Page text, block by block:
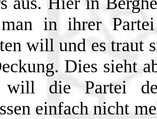
in ihrer
will und es traut
Dies sieht
die Partei
einfach nicht